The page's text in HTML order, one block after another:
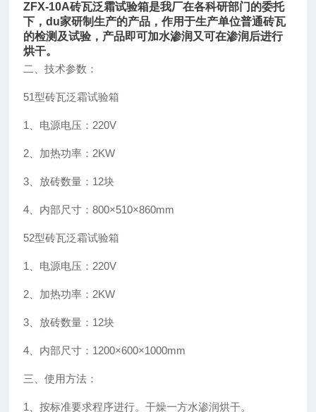
ZFX-10A砖瓦泛霜试验箱是我厂在各科研部门的委托
下，du家研制生产的产品，作用于生产单位普通砖瓦
的检测及试验，产品即可加水渗润又可在渗润后进行
烘干。
二、技术参数：
51型砖瓦泛霜试验箱
1 、电源电压： 220V
2 、加热功率： 2KW
3 、放砖数量： 12块
4 、内部尺寸：800×510×860mm
52型砖瓦泛霜试验箱
1 、电源电压： 220V
2 、加热功率： 2KW
3 、放砖数量： 12块
4 、内部尺寸： 1200×600×1000mm
三、使用方法：
1 、按标准要求程序进行。干燥一方水渗润烘干。